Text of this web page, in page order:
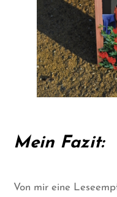
Mein Fazit:
Von mir eine